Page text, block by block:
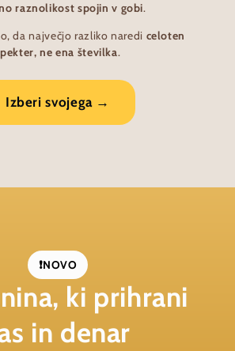
raznolikost spojin v gobi.
da največjo razliko naredi celoten
ne ena številka.
Izberi svojega →
❗NOVO
ki prihrani
in denar